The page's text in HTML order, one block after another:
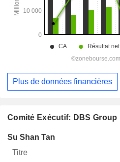
Comité Exécutif: DBS Group
Dirigeant Titre
Su Shan Tan
Plus de données financières